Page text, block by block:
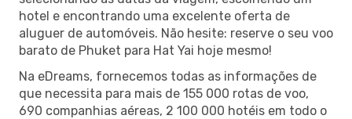
hotel e encontrando uma excelente oferta de
aluguer de automóveis. Não hesite: reserve o seu voo
barato de Phuket para Hat Yai hoje mesmo!
Na eDreams, fornecemos todas as informações de
que necessita para mais de 155 000 rotas de voo,
690 companhias aéreas, 2 100 000 hotéis em todo o